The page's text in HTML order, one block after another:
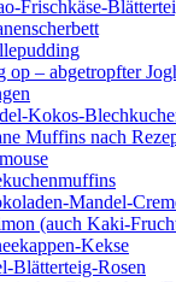
Frischkäse-
op – abgetropfter
Kokos-
Muffins nach
Mandel-
(auch Kaki-
Kekse
Blätterteig-Rosen